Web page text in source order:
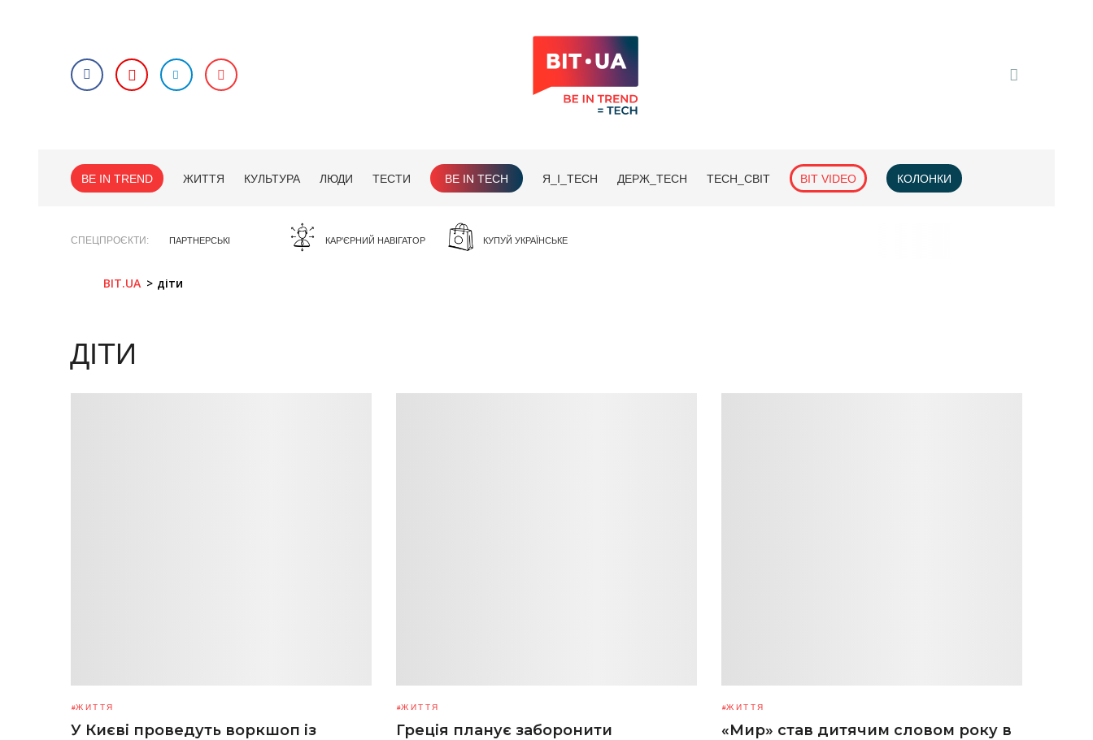
BE IN TREND ЖИТТЯ КУЛЬТУРА ЛЮДИ ТЕСТИ BE IN TECH Я_І_TECH ДЕРЖ_TECH TECH_СВІТ BIT VIDEO КОЛОНКИ
СПЕЦПРОЄКТИ ПАРТНЕРСЬКІ КАР'ЄРНИЙ НАВІГАТОР КУПУЙ УКРАЇНСЬКЕ
BIT.UA діти
ДІТИ
ЖИТТЯ
У Києві проведуть воркшоп із
ЖИТТЯ
Греція планує заборонити
ЖИТТЯ
«Мир» став дитячим словом року в